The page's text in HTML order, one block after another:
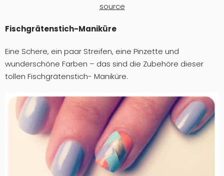
source
Fischgrätenstich-Maniküre
Eine Schere, ein paar Streifen, eine Pinzette und
wunderschöne Farben – das sind die Zubehöre dieser
tollen Fischgrätenstich- Maniküre.